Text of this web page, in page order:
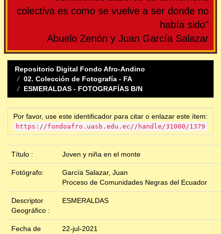
colectiva es como se vuelve a ser donde no
había sido"
Abuelo Zenón y Juan García Salazar
Repositorio Digital Fondo Afro-Andino
02. Colección de Fotografía - FA
ESMERALDAS - FOTOGRAFÍAS B/N
Por favor, use este identificador para citar o enlazar este ítem:
https://fondoafro.uasb.edu.ec//handle/31000/1379
Título : Joven y niña en el monte
Fotógrafo:
García Salazar, Juan
Proceso de Comunidades Negras del Ecuador
Descriptor
Geográfico :
ESMERALDAS
Fecha de
22-jul-2021